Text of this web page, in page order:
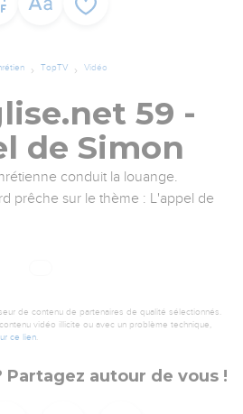
TopTV Vidéo
59 -
de Simon
conduit la louange.
prêche sur le thème : L'appel de
de contenu de partenaires de qualité sélectionnés.
vidéo illicite ou avec un problème technique,
ce lien.
Partagez autour de vous !